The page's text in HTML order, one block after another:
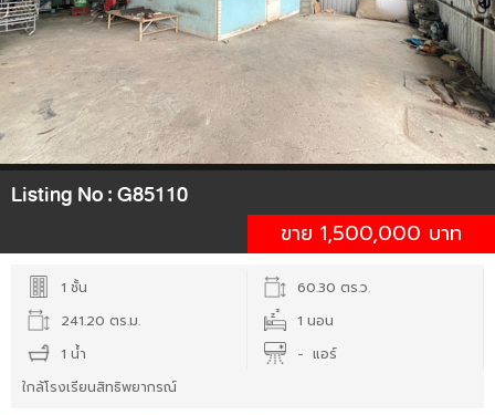
Listing No :G85110
ขาย 1,500,000 บาท
1 ชั้น
60.30 ตร.ว.
241.20 ตร.ม.
1 นอน
1 น้ำ
- แอร์
ใกล้โรงเรียนสิทธิพยากรณ์